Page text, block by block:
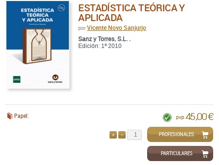
ESTADÍSTICA TEÓRICA Y
APLICADA
porVicente Novo Sanjurjo
Sanz y Torres, S.L. .
Edición: 1ª 2010
Papel: pvp. 45,00 €
QUITARPROFESIONALES
PARTICULARES